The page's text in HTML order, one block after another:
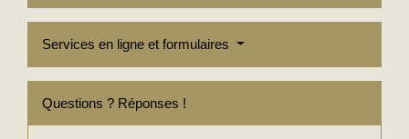
Services en ligne et formulaires
Questions ? Réponses !